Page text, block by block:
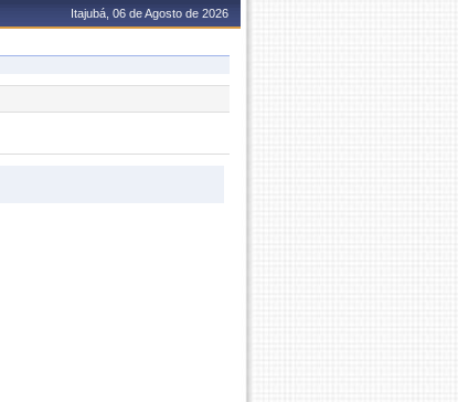
Itajubá, 06 de Agosto de 2026